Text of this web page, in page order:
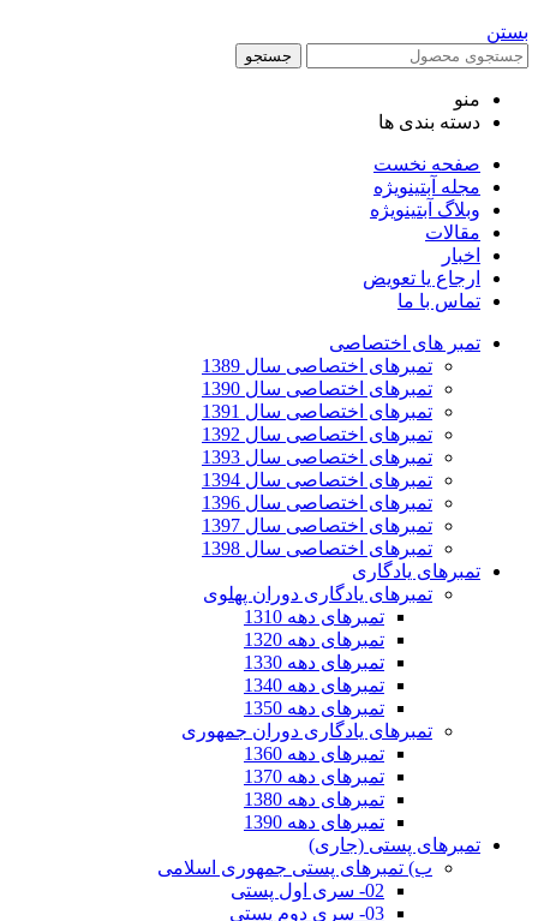
بستن
جستجو
منو
دسته بندی ها
صفحه نخست
مجله آبتینویژه
وبلاگ آبتینویژه
مقالات
اخبار
ارجاع یا تعویض
تماس با ما
تمبر های اختصاصی
تمبرهای اختصاصی سال 1389
تمبرهای اختصاصی سال 1390
تمبرهای اختصاصی سال 1391
تمبرهای اختصاصی سال 1392
تمبرهای اختصاصی سال 1393
تمبرهای اختصاصی سال 1394
تمبرهای اختصاصی سال 1396
تمبرهای اختصاصی سال 1397
تمبرهای اختصاصی سال 1398
تمبرهای یادگاری
تمبرهای یادگاری دوران پهلوی
تمبرهای دهه 1310
تمبرهای دهه 1320
تمبرهای دهه 1330
تمبرهای دهه 1340
تمبرهای دهه 1350
تمبرهای یادگاری دوران جمهوری
تمبرهای دهه 1360
تمبرهای دهه 1370
تمبرهای دهه 1380
تمبرهای دهه 1390
تمبرهای پستی (جاری)
ب) تمبرهای پستی جمهوری اسلامی
02- سری اول پستی
03- سری دوم پستی